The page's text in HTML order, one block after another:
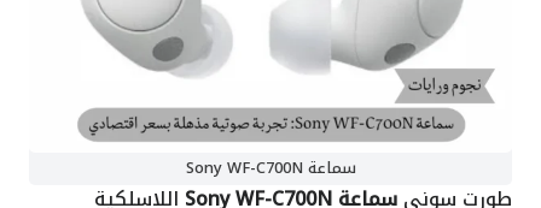
سماعة Sony WF-C700N
طورت سونيسماعة Sony WF-C700N اللاسلكية